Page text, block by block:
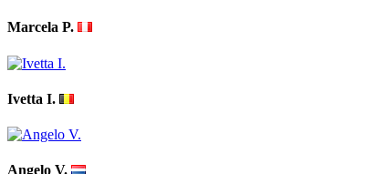
Marcela P.
Ivetta I.
Angelo V.